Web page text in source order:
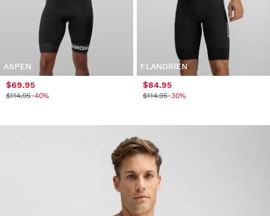
ASPEN
$69.95
$114.95-40%
FLANDRIEN
$84.95
$114.95-30%